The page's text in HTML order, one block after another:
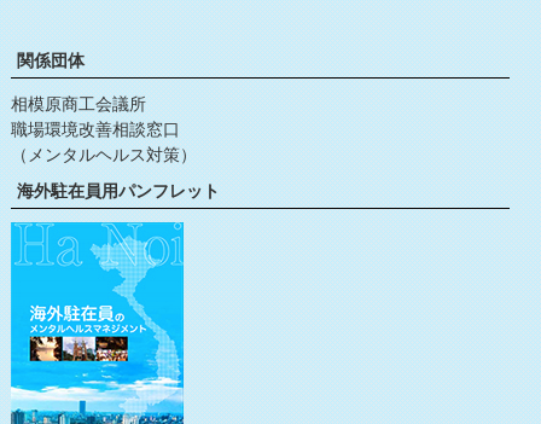
関係団体
相模原商工会議所
職場環境改善相談窓口
（メンタルヘルス対策）
海外駐在員用パンフレット